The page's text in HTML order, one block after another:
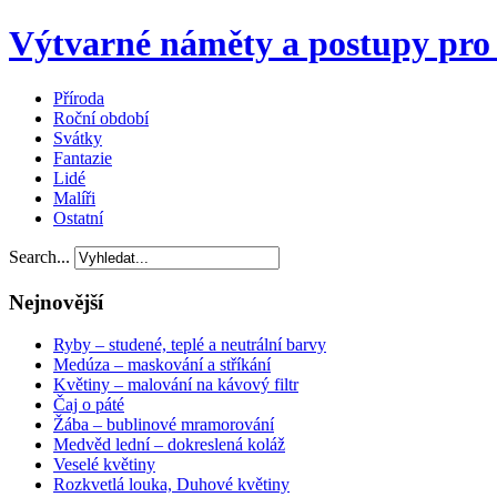
Výtvarné náměty a postupy
Příroda
Roční období
Svátky
Fantazie
Lidé
Malíři
Ostatní
Search...
Nejnovější
Ryby – studené, teplé a neutrální barvy
Medúza – maskování a stříkání
Květiny – malování na kávový filtr
Čaj o páté
Žába – bublinové mramorování
Medvěd lední – dokreslená koláž
Veselé květiny
Rozkvetlá louka, Duhové květiny